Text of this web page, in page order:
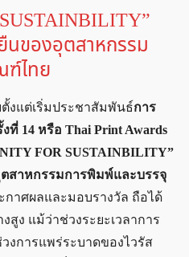
นของอุตสาหกรรม
ฑ์ไทย
ตั้งแต่เริ่มประชาสัมพันธ์การ
14 หรือ Thai Print Awards
FOR SUSTAINBILITY”
สาหกรรมการพิมพ์และบรรจุ
กาศผลและมอบรางวัล ถือได้
สูง แม้ว่าช่วงระยะเวลาการ
งการแพร่ระบาดของไวรัส